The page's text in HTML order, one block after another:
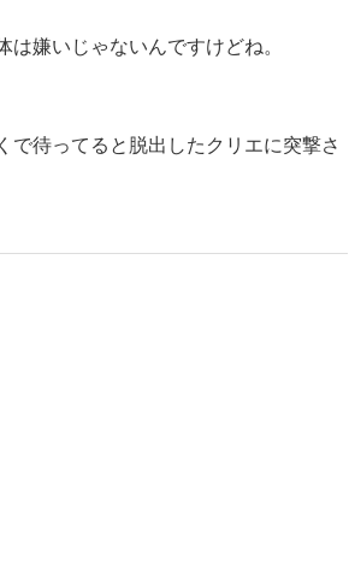
嫌いじゃないんですけどね。
待ってると脱出したクリエに突撃さ